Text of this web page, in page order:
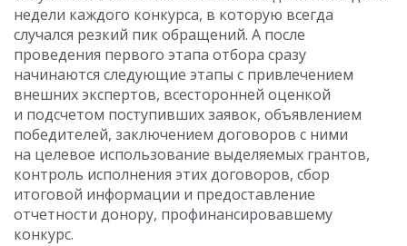
недели каждого конкурса, в которую всегда
случался резкий пик обращений. А после
проведения первого этапа отбора сразу
начинаются следующие этапы с привлечением
внешних экспертов, всесторонней оценкой
и подсчетом поступивших заявок, объявлением
победителей, заключением договоров с ними
на целевое использование выделяемых грантов,
контроль исполнения этих договоров, сбор
итоговой информации и предоставление
отчетности донору, профинансировавшему
конкурс.